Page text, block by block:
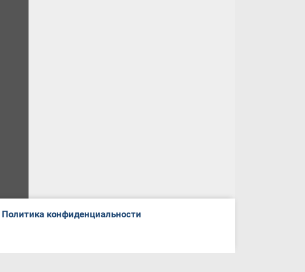
Политика конфиденциальности